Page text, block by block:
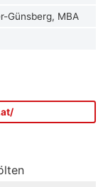
Günsberg, MBA